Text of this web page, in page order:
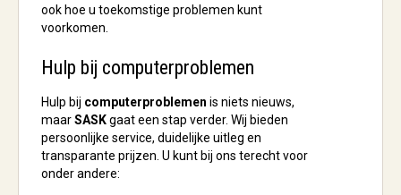
ook hoe u toekomstige problemen kunt
voorkomen.
Hulp bij computerproblemen
Hulp bij computerproblemen is niets nieuws,
maarSASKgaat een stap verder. Wij bieden
persoonlijke service, duidelijke uitleg en
transparante prijzen. U kunt bij ons terecht voor
onder andere: